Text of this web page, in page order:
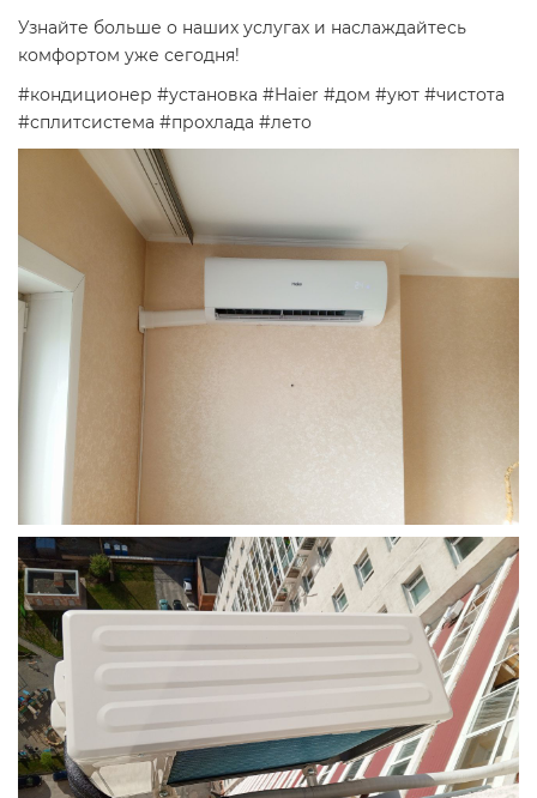
Узнайте больше о наших услугах и наслаждайтесь
комфортом уже сегодня!
#кондиционер #установка #Haier #дом #уют #чистота
#сплитсистема #прохлада #лето